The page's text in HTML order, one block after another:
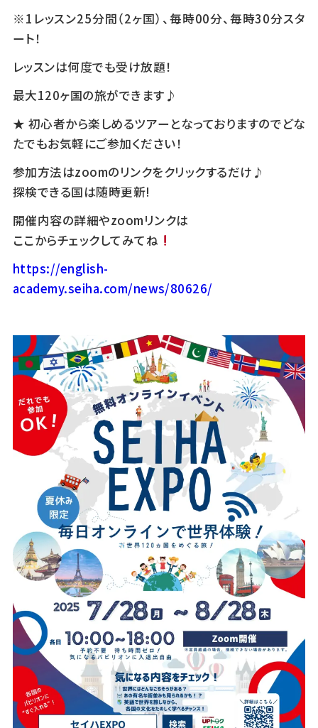
※1レッスン25分間（2ヶ国）、毎時00分、毎時30分スタ
ート！
レッスンは何度でも受け放題！
最大120ヶ国の旅ができます♪
★ 初心者から楽しめるツアーとなっておりますのでどな
たでもお気軽にご参加ください！
参加方法はzoomのリンクをクリックするだけ♪
探検できる国は随時更新!
開催内容の詳細やzoomリンクは
ここからチェックしてみてね
https://english-
academy.seiha.com/news/80626/